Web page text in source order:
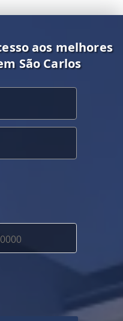
aos melhores
São Carlos